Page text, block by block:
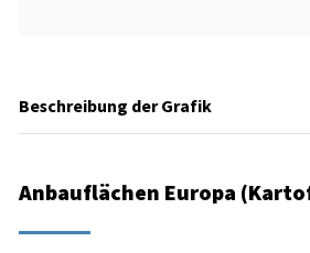
Beschreibung der Grafik
Anbauflächen Europa